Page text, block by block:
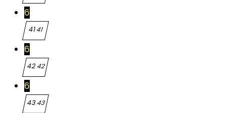
40
6
4141
6
4242
6
4343